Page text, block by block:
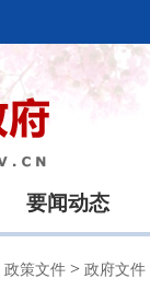
要闻动态
政策文件 > 政府文件